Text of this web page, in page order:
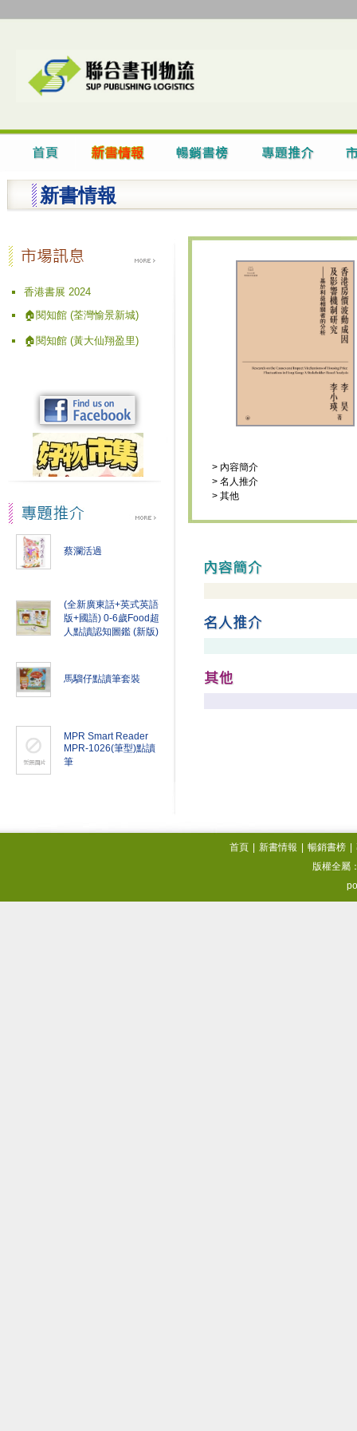
新書情報
香港書展 2024
🏠閱知館 (荃灣愉景新城)
🏠閱知館 (黃大仙翔盈里)
蔡瀾活過
(全新廣東話+英式英語
版+國語) 0-6歲Food超
人點讀認知圖鑑 (新版)
馬騮仔點讀筆套裝
MPR Smart Reader
MPR-1026(筆型)點讀
筆
> 內容簡介
> 名人推介
> 其他
首頁 新書情報 暢銷書榜
版權全屬